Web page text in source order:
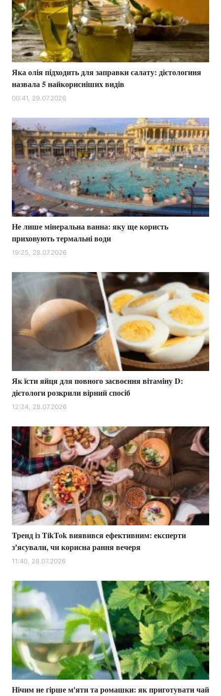
Яка олія підходить для заправки салату: дієтологиня
назвала 5 найкорисніших видів
00:41, 29.07.2026
Не лише мінеральна ванна: яку ще користь
приховують термальні води
19:25, 28.07.2026
Як їсти яйця для повного засвоєння вітаміну D:
дієтологи розкрили вірний спосіб
12:24, 28.07.2026
Тренд із TikTok виявився ефективним: експерти
зʼясували, чи корисна рання вечеря
11:40, 28.07.2026
Нічим не гірше м'яти та ромашки: як приготувати чай